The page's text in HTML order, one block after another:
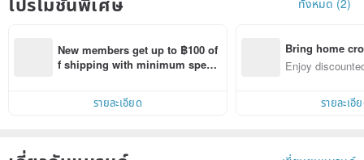
ทั้งหมด (2)
New members get up to ฿100 of
f shipping with minimum spen
รายละเอียด
Bring home
n with ease
Enjoy
รายละเอี